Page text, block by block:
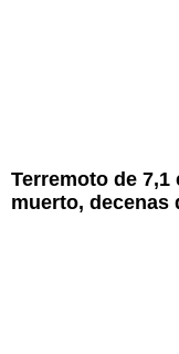
Terremoto de
muerto, decenas